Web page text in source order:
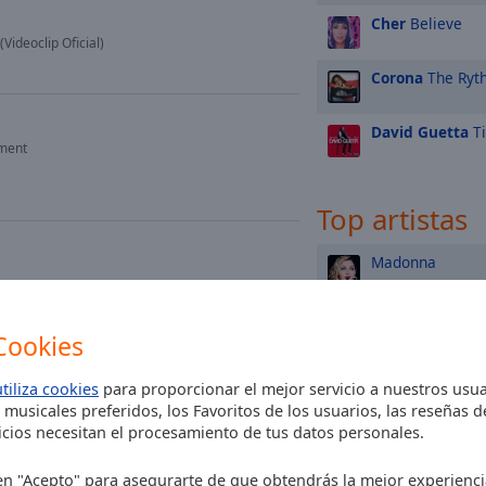
cookies para proporcionar el mejor servicio a nuestros
preferidos, los Favoritos de los usuarios, las reseñas
necesitan el procesamiento de tus datos personales.
"Acepto" para asegurarte de que obtendrás la mejor
Oficial)
Cher Believe
Corona The
David Guetta
Top artistas
Madonna
Enrique Iglesias
Ed Sheeran